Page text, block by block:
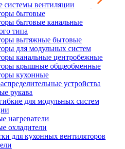
вентиляции
бытовые
бытовые канальные
типа
вытяжные бытовые
для модульных систем
канальные центробежные
крышные общеобменные
кухонные
устройства
рукава
для модульных систем
нагреватели
охладители
для кухонных вентиляторов